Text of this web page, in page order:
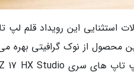
محصول از نوک گرافیتی بهره